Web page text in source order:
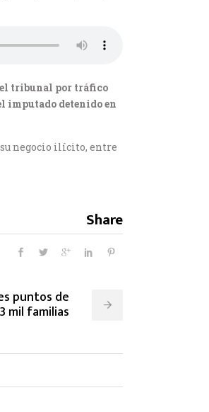
el tribunal por tráfico
imputado detenido en
negocio ilícito, entre
Share
puntos de
mil familias